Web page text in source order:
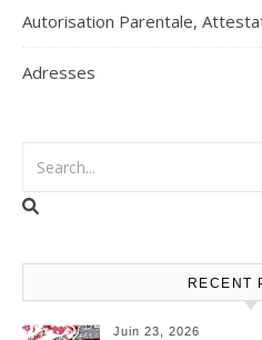
Autorisation Parentale,
Adresses
RECENT
Juin 23, 2026